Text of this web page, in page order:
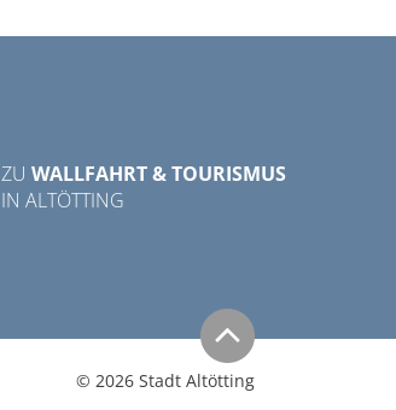
ZU WALLFAHRT & TOURISMUS
IN ALTÖTTING
© 2026 Stadt Altötting